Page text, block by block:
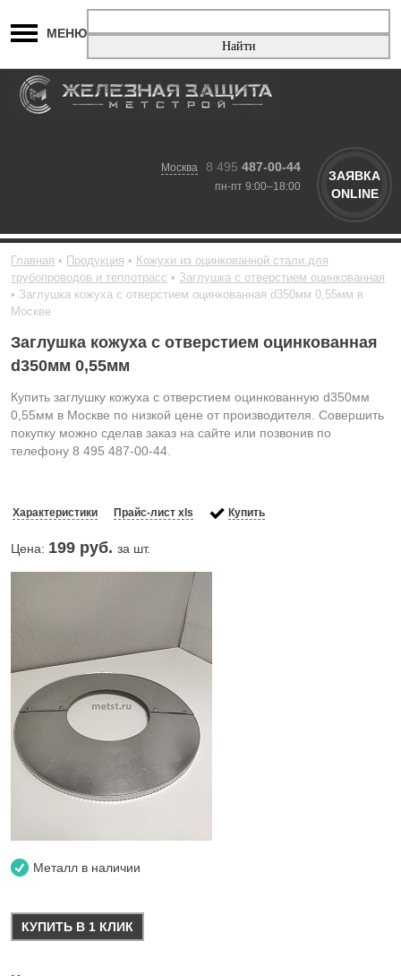
МЕНЮ
Москва 8 495 487-00-44
пн-пт 9:00–18:00
ЗАЯВКА
ONLINE
Главная Продукция
Кожухи из оцинкованной стали для
трубопроводов и теплотрасс
Заглушка с отверстием оцинкованная
Заглушка кожуха с отверстием оцинкованная d350мм 0,55мм в
Москве
Заглушка кожуха с отверстием оцинкованная
d350мм 0,55мм
Купить заглушку кожуха с отверстием оцинкованную d350мм
0,55мм в Москве по низкой цене от производителя. Совершить
покупку можно сделав заказ на сайте или позвонив по
телефону 8 495 487-00-44.
Характеристики Прайс-лист xls Купить
Цена: 199 руб. за шт.
Металл в наличии
КУПИТЬ В 1 КЛИК